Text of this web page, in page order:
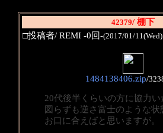
42379/ 棚下
□投稿者/ REMI -0回-(2017/01/
1484138406.zip/
20代後半くらいの方に協力い
図らずも逆さ富士のような状
お口に合えばと思いますが。